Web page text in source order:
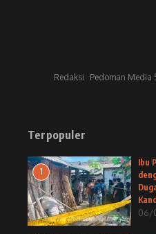
Redaksi Pedoman Media
Terpopuler
1
Ibu
06/